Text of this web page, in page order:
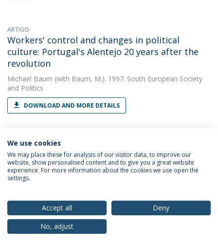
ARTIGO
Workers' control and changes in political
culture: Portugal's Alentejo 20 years after the
revolution
Michael Baum (with Baum, M.). 1997. South European Society
and Politics
DOWNLOAD AND MORE DETAILS
Política de Privacidade
Termos & Condições
© 2026 Universidade Católica Portuguesa
We use cookies
We may place these for analysis of our visitor data, to improve our
website, show personalised content and to give you a great website
experience. For more information about the cookies we use open the
settings.
Accept all
Deny
No, adjust